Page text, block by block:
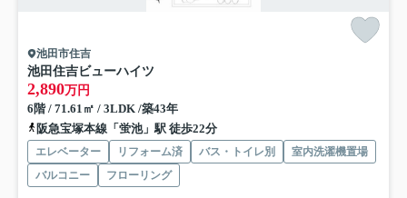
池田市住吉
池田住吉ビューハイツ
2,890万円
6階 / 71.61㎡ / 3LDK /築43年
阪急宝塚本線「蛍池」駅 徒歩22分
エレベーター リフォーム済 バス・トイレ別
室内洗濯機置場
バルコニー
フローリング